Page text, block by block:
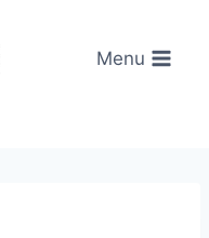
Menu